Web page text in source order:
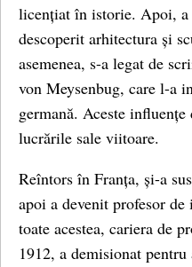
licențiat în istorie. Apoi, a
descoperit arhitectura și
asemenea, s-a legat de
von Meysenbug, care l-a
germană. Aceste
lucrările sale viitoare.
Reîntors în Franța, și-a
apoi a devenit profesor
toate acestea, cariera de
1912, a demisionat